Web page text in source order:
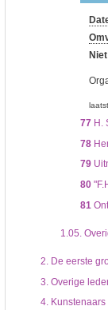
77H.
78
79
80
81
1.05.
2.De eerste
3. Overige
4.Kunstenaars